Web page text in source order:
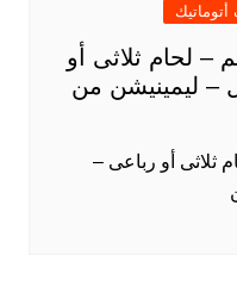
– لحام ثلاثى أو
اوتوماتيك80 ملل – ليمينيشن من
ثلاثى أو رباعى –